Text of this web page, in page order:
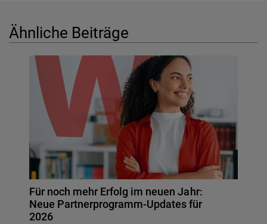
Ähnliche Beiträge
Für noch mehr Erfolg im neuen Jahr:
Neue Partnerprogramm-Updates für
2026